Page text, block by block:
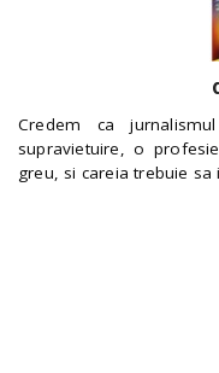
Credem ca
supravietuire, o
greu, si careia trebuie